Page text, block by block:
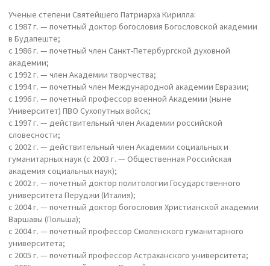
Ученые степени Святейшего Патриарха Кирилла:
с 1987 г. — почетный доктор богословия Богословской академии
в Будапеште;
с 1986 г. — почетный член Санкт-Петербургской духовной
академии;
с 1992 г. — член Академии творчества;
с 1994 г. — почетный член Международной академии Евразии;
с 1996 г. — почетный профессор военной Академии (ныне
Университет) ПВО Сухопутных войск;
с 1997 г. — действительный член Академии российской
словесности;
с 2002 г. — действительный член Академии социальных и
гуманитарных наук (с 2003 г. — Общественная Российская
академия социальных наук);
с 2002 г. — почетный доктор политологии Государственного
университета Перуджи (Италия);
с 2004 г. — почетный доктор богословия Христианской академии
Варшавы (Польша);
с 2004 г. — почетный профессор Смоленского гуманитарного
университета;
с 2005 г. — почетный профессор Астраханского университета;